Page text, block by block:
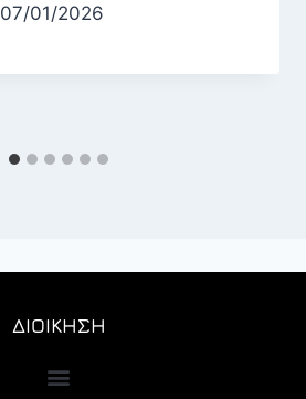
07/01/2026
ΔΙΟΙΚΗΣΗ